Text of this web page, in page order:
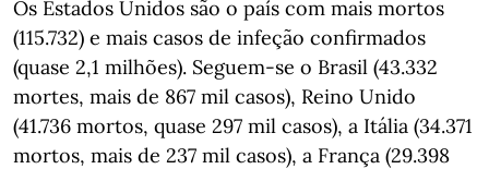
Os Estados Unidos são o país com mais mortos
(115.732) e mais casos de infeção confirmados
(quase 2,1 milhões). Seguem-se o Brasil (43.332
mortes, mais de 867 mil casos), Reino Unido
(41.736 mortos, quase 297 mil casos), a Itália (34.371
mortos, mais de 237 mil casos), a França (29.398